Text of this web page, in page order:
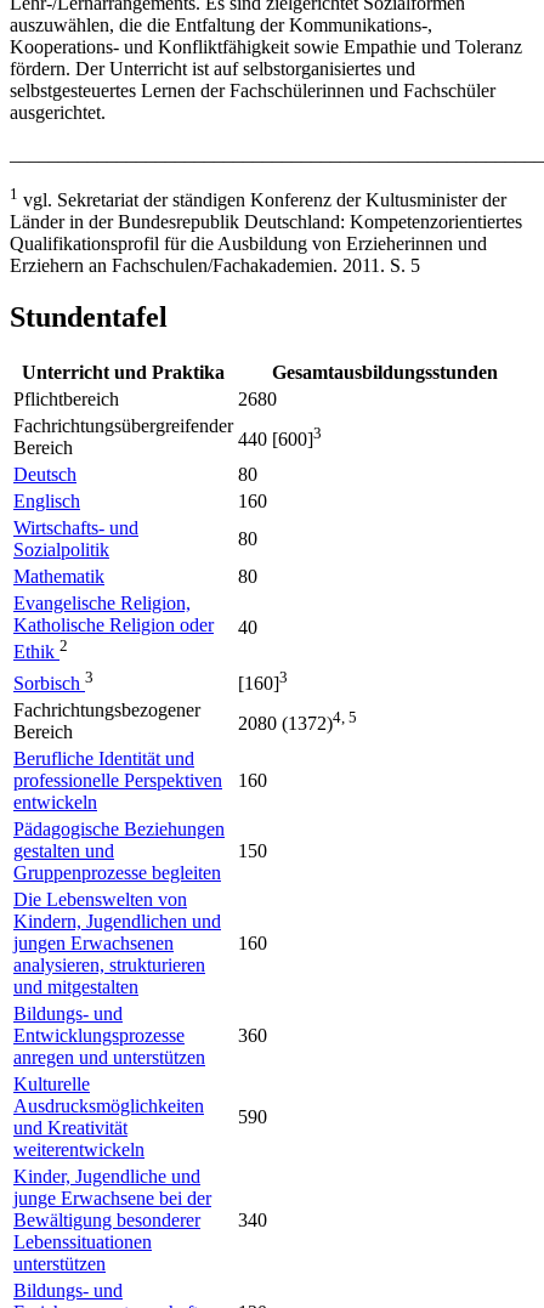
auszuwählen, die die Entfaltung der Kommunikations-,
Kooperations- und Konfliktfähigkeit sowie Empathie und Toleranz
fördern. Der Unterricht ist auf selbstorganisiertes und
selbstgesteuertes Lernen der Fachschülerinnen und Fachschüler
ausgerichtet.
1 vgl. Sekretariat der ständigen Konferenz der Kultusminister der
Länder in der Bundesrepublik Deutschland: Kompetenzorientiertes
Qualifikationsprofil für die Ausbildung von Erzieherinnen und
Erziehern an Fachschulen/Fachakademien. 2011. S. 5
Stundentafel
Unterricht und Praktika
Gesamtausbildungsstunden
Pflichtbereich
2680
Fachrichtungsübergreifender
Bereich
440 [600]3
Deutsch
80
Englisch
160
Wirtschafts- und
Sozialpolitik
80
Mathematik
80
Evangelische Religion,
Katholische Religion oder
Ethik 2
40
Sorbisch 3 [160]3
Fachrichtungsbezogener
Bereich
2080 (1372)4, 5
Berufliche Identität und
professionelle Perspektiven
entwickeln
160
Pädagogische Beziehungen
gestalten und
Gruppenprozesse begleiten
150
Die Lebenswelten von
Kindern, Jugendlichen und
jungen Erwachsenen
analysieren, strukturieren
und mitgestalten
160
Bildungs- und
Entwicklungsprozesse
anregen und unterstützen
360
Kulturelle
Ausdrucksmöglichkeiten
und Kreativität
weiterentwickeln
590
Kinder, Jugendliche und
junge Erwachsene bei der
Bewältigung besonderer
Lebenssituationen
unterstützen
340
Bildungs- und